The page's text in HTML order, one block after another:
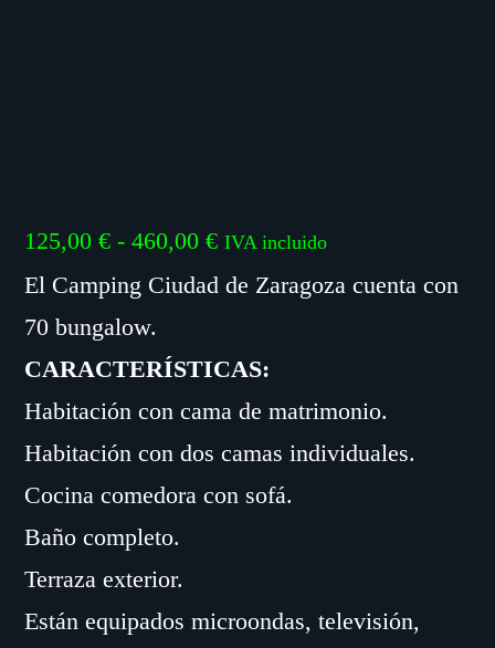
125,00€ - 460,00€Rango
de
125,00 €
hasta
460,00 €
IVA incluido
El Camping Ciudad de Zaragoza cuenta con
70 bungalow.
CARACTERÍSTICAS:
Habitación con cama de matrimonio.
Habitación con dos camas individuales.
Cocina comedora con sofá.
Baño completo.
Terraza exterior.
Están equipados microondas, televisión,